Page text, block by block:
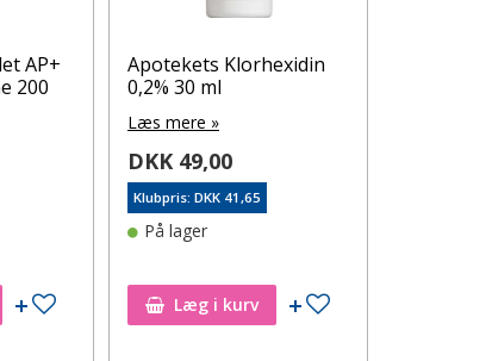
AP+
200
Tilføj til ønskeseddel
Apotekets Klorhexidin
0,2% 30 ml
Læs mere »
DKK 49,00
Klubpris: DKK 41,65
På lager
Læg i kurv Tilføj til ønskeseddel